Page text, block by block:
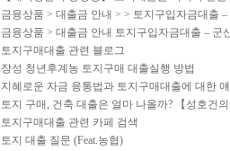
금융상품 > 대출금 안내 > > 토지구입자금대출 –
금융상품 > 대출금 안내 토지구입자금대출 – 군
토지구매대출 관련 블로그
장성 청년후계농 토지구매 대출실행 방법
지혜로운 자금 융통법과 토지구매대출에 대한 얘
토지 구매, 건축 대출은 얼마 나올까? 【성호건의
토지구매대출 관련 카페 검색
토지 대출 질문 (Feat.농협)